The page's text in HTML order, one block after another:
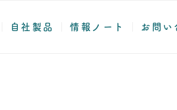
自社製品 情報ノート お問い